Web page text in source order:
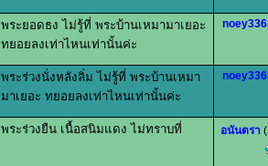
พระยอดธง ไม่รู้ที่ พระบ้านเหมามาเยอะ
ทยอยลงเท่าไหนเท่านั้นค่ะ
พระร่วงนั่งหลังลิ่ม ไม่รู้ที่ พระบ้านเหมา
มาเยอะ ทยอยลงเท่าไหนเท่านั้นค่ะ
พระร่วงยืน เนื้อสนิมแดง ไม่ทราบที่ อนันตรา (